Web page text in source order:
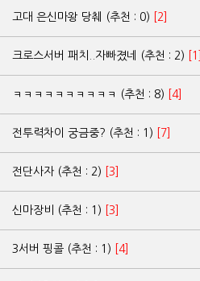
고대 은신마왕 당췌 (추천 : 0) [2]
크로스서버 패치..자빠졌네 (추천 : 2)
ㅋㅋㅋㅋㅋㅋㅋㅋㅋㅋ (추천 : 8) [4]
전투력차이 궁금중? (추천 : 1) [7]
전단사자 (추천 : 2) [3]
신마장비 (추천 : 1) [3]
3서버 핑콜 (추천 : 1) [4]